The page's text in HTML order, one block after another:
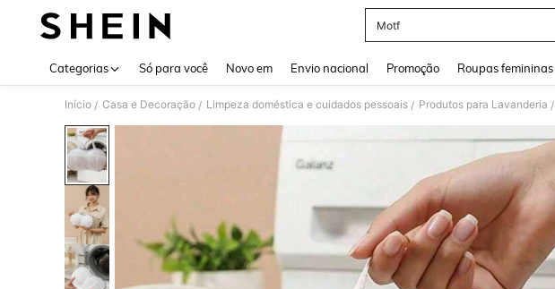
Motf
Categorias Só para você Novo em Envio nacional Promoção Roupas femininas
Início / Casa e Decoração / Limpeza doméstica e cuidados pessoais / Produtos para Lavanderia /